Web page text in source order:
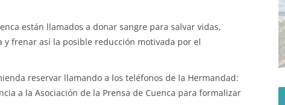
están llamados a donar sangre para salvar vidas,
frenar así la posible reducción motivada por el
reservar llamando a los teléfonos de la Hermandad:
a la Asociación de la Prensa de Cuenca para formalizar